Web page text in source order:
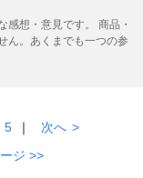
想・意見です。 商品・
ん。あくまでも一つの参
5 ｜ 次へ >
ジ >>